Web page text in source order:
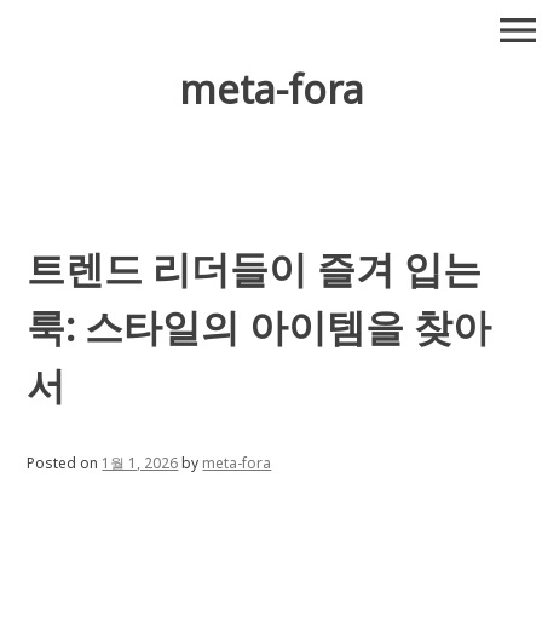
meta-fora
menu
트렌드 리더들이 즐겨 입는
룩: 스타일의 아이템을 찾아
서
Posted on 1월 1, 2026by meta-fora